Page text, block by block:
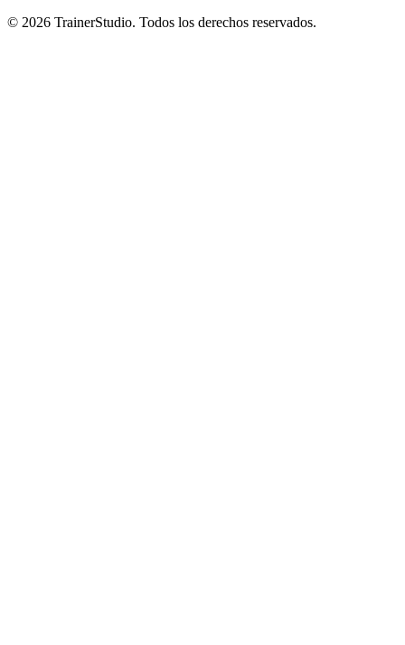
© 2026 TrainerStudio. Todos los derechos reservados.